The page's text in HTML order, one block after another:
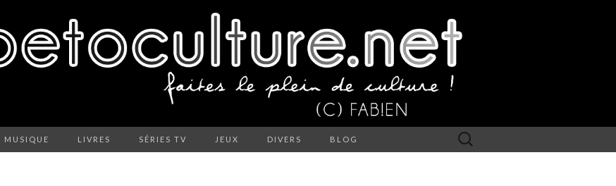
MUSIQUE LIVRES SÉRIES TV JEUX DIVERS BLOG Rechercher :